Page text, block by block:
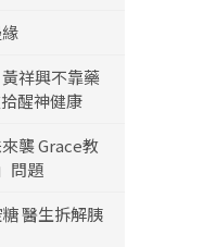
祥興不靠藥
醒神健康
襲 Grace教
問題
醫生拆解胰